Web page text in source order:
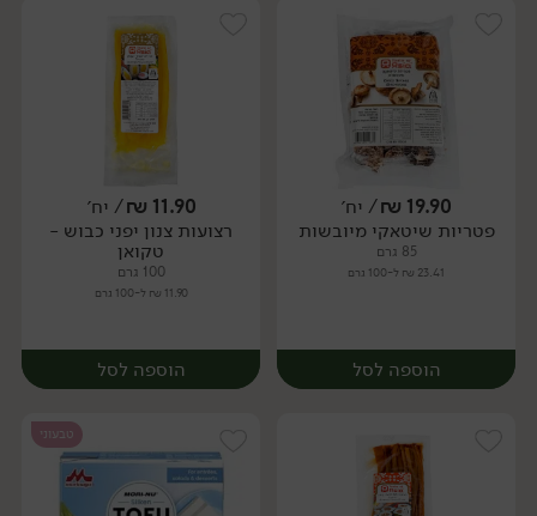
יח׳ יח׳
19.90
₪/ יח׳
פטריות שיטאקי מיובשות
85 גרם
23.41 ₪ ל-100 גרם
הוספה לסל
11.90
₪/ יח׳
רצועות צנון יפני כבוש -
טקואן
100 גרם
11.90 ₪ ל-100 גרם
הוספה לסל
טבעוני